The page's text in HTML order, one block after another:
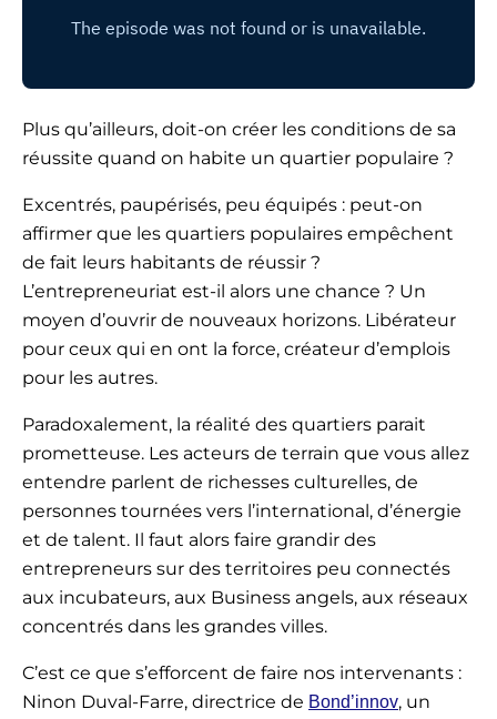
Plus qu’ailleurs, doit-on créer les conditions de sa
réussite quand on habite un quartier populaire ?
Excentrés, paupérisés, peu équipés : peut-on
affirmer que les quartiers populaires empêchent
de fait leurs habitants de réussir ?
L’entrepreneuriat est-il alors une chance ? Un
moyen d’ouvrir de nouveaux horizons. Libérateur
pour ceux qui en ont la force, créateur d’emplois
pour les autres.
Paradoxalement, la réalité des quartiers parait
prometteuse. Les acteurs de terrain que vous allez
entendre parlent de richesses culturelles, de
personnes tournées vers l’international, d’énergie
et de talent. Il faut alors faire grandir des
entrepreneurs sur des territoires peu connectés
aux incubateurs, aux Business angels, aux réseaux
concentrés dans les grandes villes.
C’est ce que s’efforcent de faire nos intervenants :
Ninon Duval-Farre, directrice de Bond’innov, un